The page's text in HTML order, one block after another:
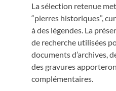
La sélection retenue
“pierres historiques”,
à des légendes. La
de recherche utilisées
documents d’archives,
des gravures
complémentaires.